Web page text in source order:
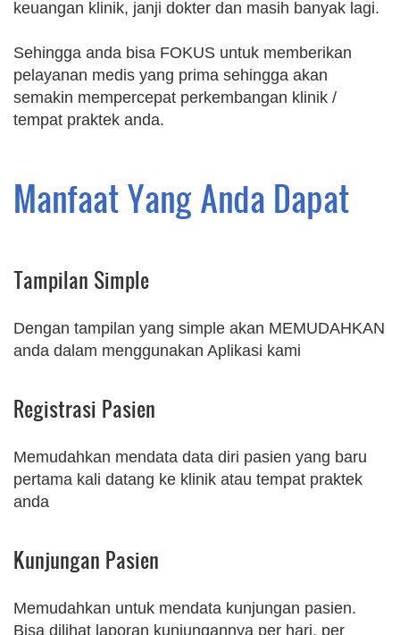
keuangan klinik, janji dokter dan masih banyak lagi.
Sehingga anda bisa FOKUS untuk memberikan
pelayanan medis yang prima sehingga akan
semakin mempercepat perkembangan klinik /
tempat praktek anda.
Manfaat Yang Anda Dapat
Tampilan Simple
Dengan tampilan yang simple akan MEMUDAHKAN
anda dalam menggunakan Aplikasi kami
Registrasi Pasien
Memudahkan mendata data diri pasien yang baru
pertama kali datang ke klinik atau tempat praktek
anda
Kunjungan Pasien
Memudahkan untuk mendata kunjungan pasien.
Bisa dilihat laporan kunjungannya per hari, per